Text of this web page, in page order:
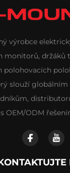
výrobce
monitorů, držáků
polohovacích
slouží globálním
OEM/ODM